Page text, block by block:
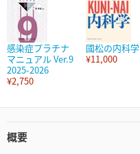
感染症プラチナ
マニュアル Ver.9
2025-2026
¥2,750
國松の内科学
¥11,000
概要